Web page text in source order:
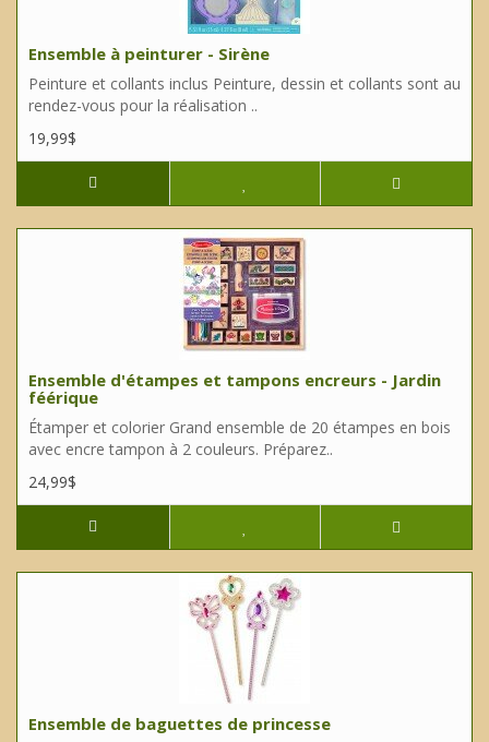
Ensemble à peinturer - Sirène
Peinture et collants inclus Peinture, dessin et collants sont au
rendez-vous pour la réalisation ..
19,99$
Ensemble d'étampes et tampons encreurs - Jardin
féérique
Étamper et colorier Grand ensemble de 20 étampes en bois
avec encre tampon à 2 couleurs. Préparez..
24,99$
Ensemble de baguettes de princesse